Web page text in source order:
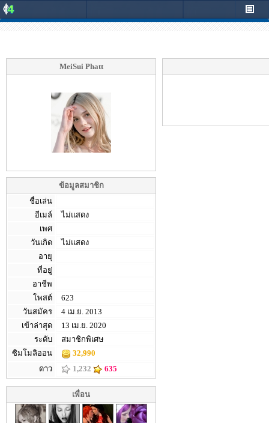
MeiSui Phatt
ข้อมูลสมาชิก
ชื่อเล่น
อีเมล์
ไม่แสดง
เพศ
วันเกิด
ไม่แสดง
อายุ
ที่อยู่
อาชีพ
โพสต์
623
วันสมัคร
4 เม.ย. 2013
เข้าล่าสุด
13 เม.ย. 2020
ระดับ
สมาชิกพิเศษ
ซิมโมลิออน
32,990
ดาว
1,232 635
เพื่อน